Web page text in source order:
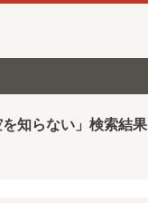
を知らない」検索結果